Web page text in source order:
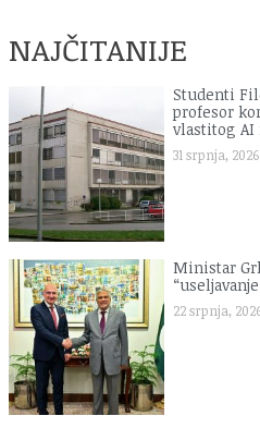
NAJČITANIJE
Studenti
profesor
vlastitog AI
31 srpnja, 2026
Ministar
22 srpnja,